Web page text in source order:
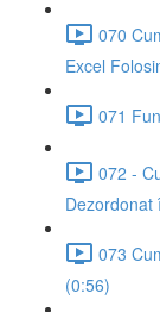
070
Excel
071
072 -
Dezordonat
073
(0:56)